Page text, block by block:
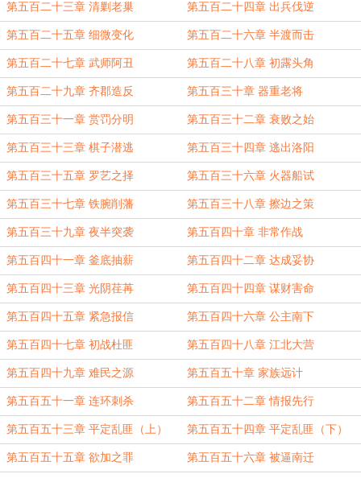
第五百二十三章 清剿老巢 第五百二十四章 出兵伐逆
第五百二十五章 细微变化 第五百二十六章 半渡而击
第五百二十七章 武师阿丑 第五百二十八章 初露头角
第五百二十九章 齐郡造反 第五百三十章 器重老将
第五百三十一章 赏罚分明 第五百三十二章 衰败之始
第五百三十三章 棋子潜逃 第五百三十四章 逃出洛阳
第五百三十五章 罗艺之择 第五百三十六章 火器船试
第五百三十七章 铁腕削藩 第五百三十八章 擦边之策
第五百三十九章 夜半突袭 第五百四十章 非常作战
第五百四十一章 釜底抽薪 第五百四十二章 达成妥协
第五百四十三章 光阴荏苒 第五百四十四章 谋财害命
第五百四十五章 紧急报信 第五百四十六章 公主南下
第五百四十七章 初战杜匪 第五百四十八章 江北大营
第五百四十九章 难民之源 第五百五十章 家族远计
第五百五十一章 连环刺杀 第五百五十二章 情报先行
第五百五十三章 平定乱匪（上） 第五百五十四章 平定乱匪（下）
第五百五十五章 欲加之罪 第五百五十六章 被逼南迁